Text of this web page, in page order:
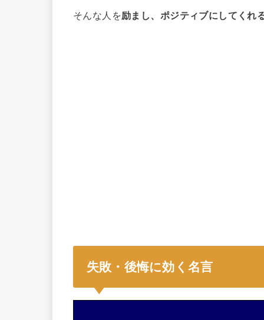
そんな人を励まし、ポジティブにしてくれ
失敗・後悔に効く名言